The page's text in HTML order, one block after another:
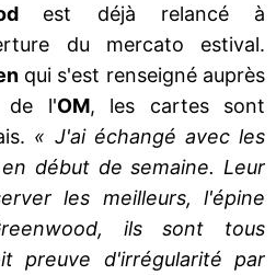
est déjà relancé à
du mercato estival.
qui s'est renseigné auprès
de l'OM, les cartes sont
« J'ai échangé avec les
début de semaine. Leur
les meilleurs, l'épine
ils sont tous
preuve d'irrégularité par